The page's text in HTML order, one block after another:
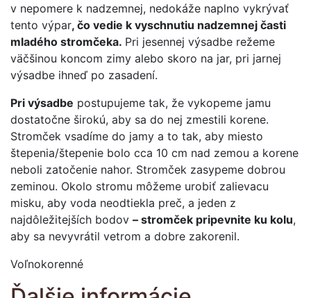
v nepomere k nadzemnej, nedokáže naplno vykrývať
tento výpar, čo vedie k vyschnutiu nadzemnej časti
mladého stromčeka. Pri jesennej výsadbe režeme
väčšinou koncom zimy alebo skoro na jar, pri jarnej
výsadbe ihneď po zasadení.
Pri výsadbe postupujeme tak, že vykopeme jamu
dostatočne širokú, aby sa do nej zmestili korene.
Stromček vsadíme do jamy a to tak, aby miesto
štepenia/štepenie bolo cca 10 cm nad zemou a korene
neboli zatočenie nahor. Stromček zasypeme dobrou
zeminou. Okolo stromu môžeme urobiť zalievacu
misku, aby voda neodtiekla preč, a jeden z
najdôležitejších bodov – stromček pripevnite ku kolu,
aby sa nevyvrátil vetrom a dobre zakorenil.
Voľnokorenné